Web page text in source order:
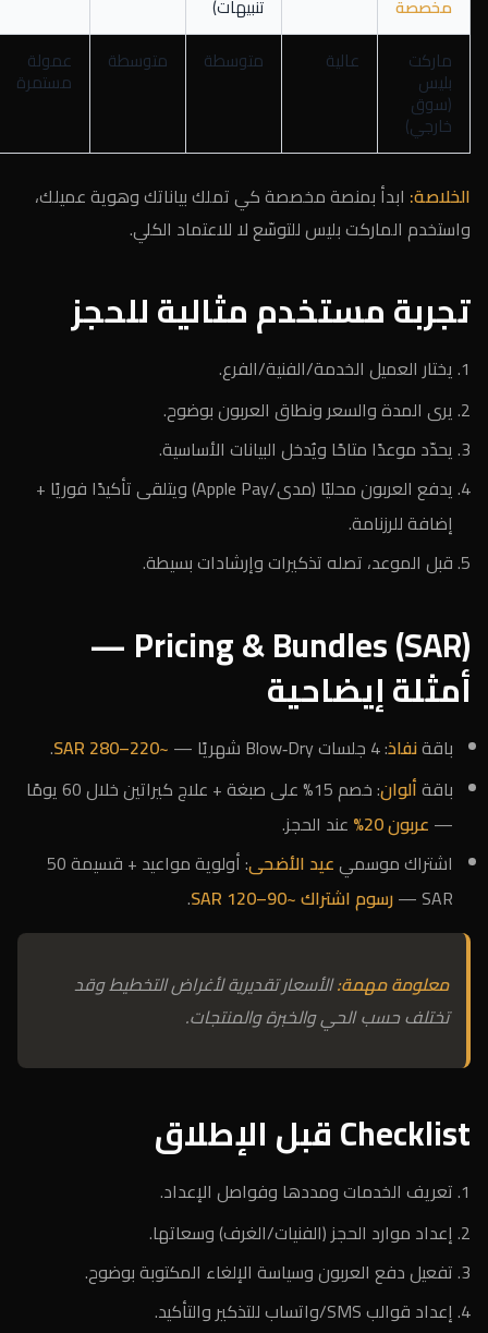
مخصصة
تنبيهات)
ماركت
بليس
(سوق
خارجي)
عالية متوسطة متوسطة عمولة
مستمرة
الخلاصة: ابدأ بمنصة مخصصة كي تملك بياناتك وهوية عميلك،
واستخدم الماركت بليس للتوسّع لا للاعتماد الكلي.
تجربة مستخدم مثالية للحجز
يختار العميل الخدمة/الفنية/الفرع.
يرى المدة والسعر ونطاق العربون بوضوح.
يحدّد موعدًا متاحًا ويُدخل البيانات الأساسية.
يدفع العربون محليًا (مدى/Apple Pay) ويتلقى تأكيدًا فوريًا +
إضافة للرزنامة.
قبل الموعد، تصله تذكيرات وإرشادات بسيطة.
Pricing & Bundles (SAR) —
أمثلة إيضاحية
باقةنفاذ: 4 جلسات Blow‑Dry شهريًا — ~220–280 SAR
.
باقةألوان
: خصم 15% على صبغة + علاج كيراتين خلال 60 يومًا
— عربون 20%
عند الحجز.
اشتراك موسميعيد الأضحى
: أولوية مواعيد + قسيمة 50
SAR —
رسوم اشتراك ~90–120 SAR .
معلومة مهمة:الأسعار تقديرية لأغراض التخطيط وقد
تختلف حسب الحي والخبرة والمنتجات.
Checklist قبل الإطلاق
تعريف الخدمات ومددها وفواصل الإعداد.
إعداد موارد الحجز (الفنيات/الغرف) وسعاتها.
تفعيل دفع العربون وسياسة الإلغاء المكتوبة بوضوح.
إعداد قوالب SMS/واتساب للتذكير والتأكيد.